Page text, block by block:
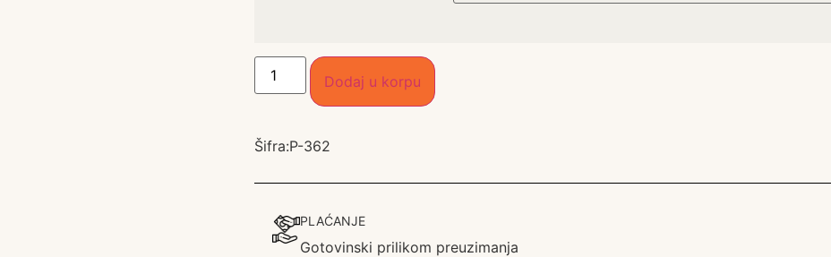
Dodaj u korpu
Šifra:P-362
PLAĆANJE
Gotovinski prilikom preuzimanja